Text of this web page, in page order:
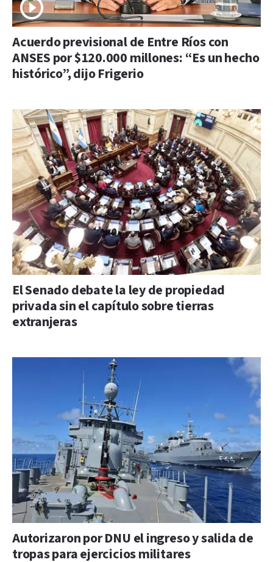
Acuerdo previsional de Entre Ríos con
ANSES por $120.000 millones: “Es un hecho
histórico”, dijo Frigerio
El Senado debate la ley de propiedad
privada sin el capítulo sobre tierras
extranjeras
Autorizaron por DNU el ingreso y salida de
tropas para ejercicios militares